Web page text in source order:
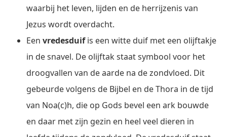
waarbij het leven, lijden en de herrijzenis van
Jezus wordt overdacht.
Een vredesduifis een witte duif met een olijftakje
in de snavel. De olijftak staat symbool voor het
droogvallen van de aarde na de zondvloed. Dit
gebeurde volgens de Bijbel en de Thora in de tijd
van Noa(c)h, die op Gods bevel een ark bouwde
en daar met zijn gezin en heel veel dieren in